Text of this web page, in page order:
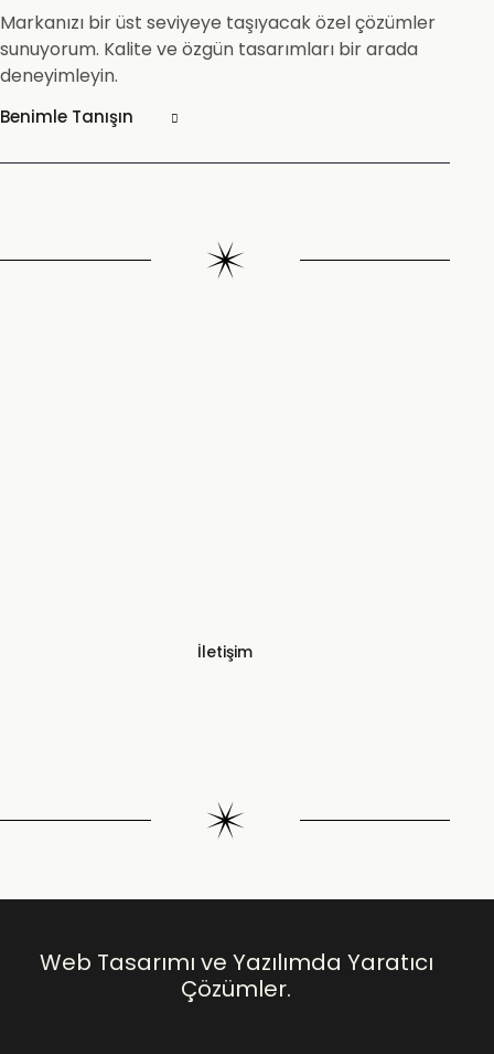
Markanızı bir üst seviyeye taşıyacak özel çözümler
sunuyorum. Kalite ve özgün tasarımları bir arada
deneyimleyin.
Benimle Tanışın
İletişim
Web Tasarımı ve Yazılımda Yaratıcı
Çözümler.